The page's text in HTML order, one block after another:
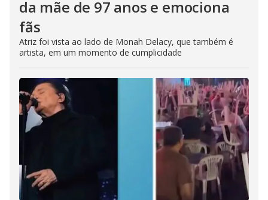
da mãe de 97 anos e emociona
fãs
Atriz foi vista ao lado de Monah Delacy, que também é
artista, em um momento de cumplicidade